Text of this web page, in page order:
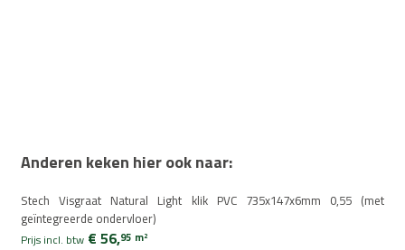
Anderen keken hier ook naar:
Stech Visgraat Natural Light klik PVC 735x147x6mm 0,55 (met
geïntegreerde ondervloer)
Prijs incl. btw € 56,95 m2